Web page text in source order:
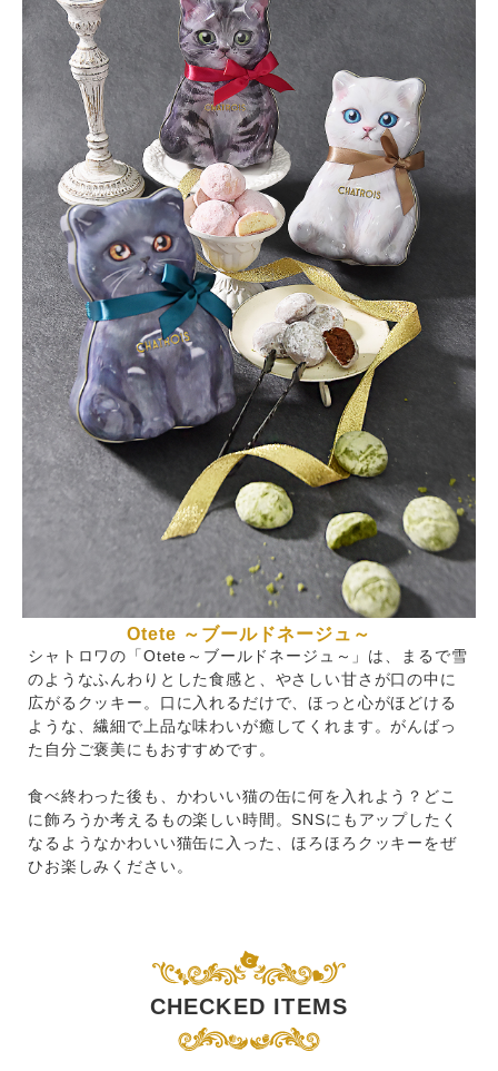
Otete ～ブールドネージュ～
シャトロワの「Otete～ブールドネージュ～」は、まるで雪
のようなふんわりとした食感と、やさしい甘さが口の中に
広がるクッキー。口に入れるだけで、ほっと心がほどける
ような、繊細で上品な味わいが癒してくれます。がんばっ
た自分ご褒美にもおすすめです。
食べ終わった後も、かわいい猫の缶に何を入れよう？どこ
に飾ろうか考えるもの楽しい時間。SNSにもアップしたく
なるようなかわいい猫缶に入った、ほろほろクッキーをぜ
ひお楽しみください。
CHECKED ITEMS